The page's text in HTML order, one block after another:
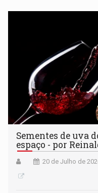
Sementes de uva
espaço - por
20 de Julho de